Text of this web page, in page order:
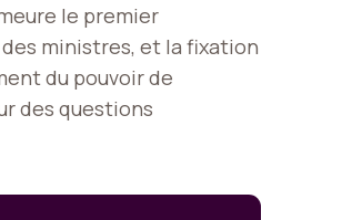
le premier
ministres, et la fixation
du pouvoir de
des questions